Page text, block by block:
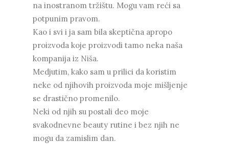
na inostranom tržištu. Mogu vam reći sa
potpunim pravom.
Kao i svi i ja sam bila skeptična apropo
proizvoda koje proizvodi tamo neka naša
kompanija iz Niša.
Medjutim, kako sam u prilici da koristim
neke od njihovih proizvoda moje mišljenje
se drastično promenilo.
Neki od njih su postali deo moje
svakodnevne beauty rutine i bez njih ne
mogu da zamislim dan.